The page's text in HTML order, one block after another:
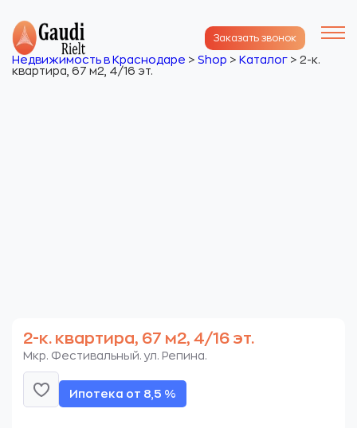
Заказать звонок
Недвижимость в Краснодаре > Shop > Каталог > 2-к.
квартира, 67 м2, 4/16 эт.
2-к. квартира, 67 м2, 4/16 эт.
Мкр. Фестивальный. ул. Репина.
Ипотека от 8,5 %